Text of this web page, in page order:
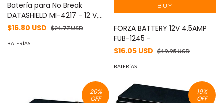
Batería para No Break
DATASHIELD MI-4217 - 12 V,
4.5 AH, 5 años
$16.80 USD $21.77 USD
BATERÍAS
FORZA BATTERY 12V 4.5AMP
FUB-1245 -
$16.05 USD $19.95 USD
BATERÍAS
20%
OFF
19%
OFF